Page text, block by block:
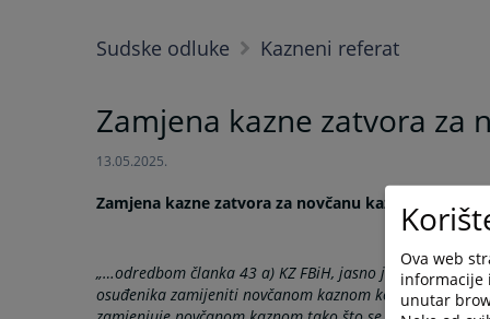
Sudske odluke Kazneni referat
Zamjena kazne zatvora za
13.05.2025.
Zamjena kazne zatvora za novčanu kaznu
„…odredbom članka 43 a) KZ FBiH, jasno je propisano
osuđenika zamijeniti novčanom kaznom koja se plaća
Ova web
informacije
unutar